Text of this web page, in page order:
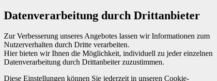
Datenverarbeitung durch Drittanbieter
Zur Verbesserung unseres Angebotes lassen wir Informationen zum
Nutzerverhalten durch Dritte verarbeiten.
Hier bieten wir Ihnen die Möglichkeit, individuell zu jeder einzelnen
Datenverarbeitung durch Drittanbeiter zuzustimmen.
Diese Einstellungen können Sie jederzeit in unseren Cookie-